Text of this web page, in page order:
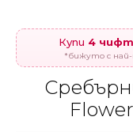
Купи 4
*бижуто с